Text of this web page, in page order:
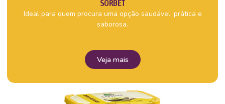
SORBET
Ideal para quem procura uma opção saudável, prática e
saborosa.
Veja mais